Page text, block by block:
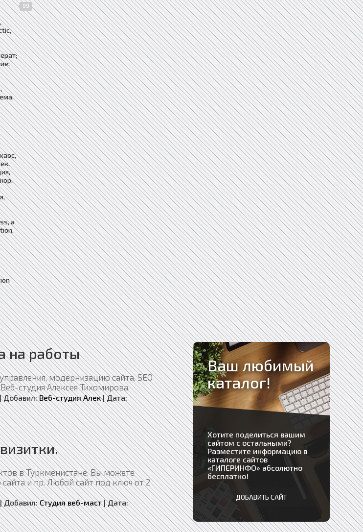
99
a
на работы
модернизацию сайта, SEO
студия Алексея Тихомирова.
|Добавил: Веб-студия Алек |Дата:
в Туркменистане. Вы можете
и пр. Любой сайт под ключ от 2
|Добавил: Студия веб-маст |Дата:
Ваш любимый
каталог!
Хотите поделиться вашим
сайтом с остальными?
Разместите информацию в
каталоге сайтов
«ГИПЕРИНФО» абсолютно
бесплатно!
ДОБАВИТЬ САЙТ